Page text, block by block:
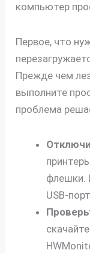
компьютер
Первое, что
Прежде чем
выполните
проблема
флешки.
USB-